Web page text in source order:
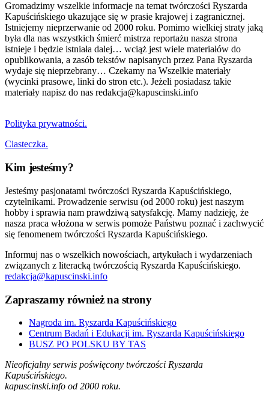
Gromadzimy wszelkie informacje na temat twórczości Ryszarda
Kapuścińskiego ukazujące się w prasie krajowej i zagranicznej.
Istniejemy nieprzerwanie od 2000 roku. Pomimo wielkiej straty jaką
była dla nas wszystkich śmierć mistrza reportażu nasza strona
istnieje i będzie istniała dalej… wciąż jest wiele materiałów do
opublikowania, a zasób tekstów napisanych przez Pana Ryszarda
wydaje się nieprzebrany… Czekamy na Wszelkie materiały
(wycinki prasowe, linki do stron etc.). Jeżeli posiadasz takie
materiały napisz do nas redakcja@kapuscinski.info
Polityka prywatności.
Ciasteczka.
Kim jesteśmy?
Jesteśmy pasjonatami twórczości Ryszarda Kapuścińskiego,
czytelnikami. Prowadzenie serwisu (od 2000 roku) jest naszym
hobby i sprawia nam prawdziwą satysfakcję. Mamy nadzieję, że
nasza praca włożona w serwis pomoże Państwu poznać i zachwycić
się fenomenem twórczości Ryszarda Kapuścińskiego.
Informuj nas o wszelkich nowościach, artykułach i wydarzeniach
związanych z literacką twórczością Ryszarda Kapuścińskiego.
redakcja@kapuscinski.info
Zapraszamy również na strony
Nagroda im. Ryszarda Kapuścińskiego
Centrum Badań i Edukacji im. Ryszarda Kapuścińskiego
BUSZ PO POLSKU BY TAS
Nieoficjalny serwis poświęcony twórczości Ryszarda
Kapuścińskiego.
kapuscinski.info od 2000 roku.